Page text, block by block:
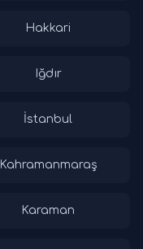
Hakkari
Iğdır
İstanbul
Kahramanmaraş
Karaman